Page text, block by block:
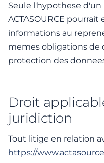
Seule l'hypothese d'un
ACTASOURCE
informations au
memes obligations
protection des
Droit
juridiction
Tout litige en relation
https://